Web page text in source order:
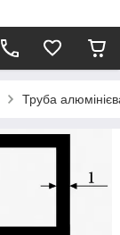
Труба